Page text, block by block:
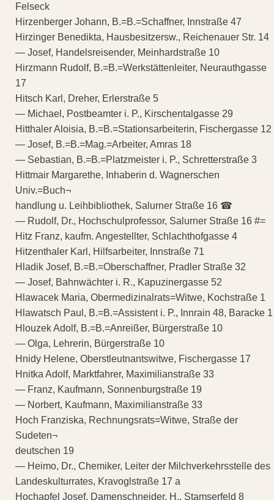
Felseck
Hirzenberger Johann, B.=B.=Schaffner, Innstraße 47
Hirzinger Benedikta, Hausbesitzersw., Reichenauer Str. 14
— Josef, Handelsreisender, Meinhardstraße 10
Hirzmann Rudolf, B.=B.=Werkstättenleiter, Neurauthgasse
17
Hitsch Karl, Dreher, Erlerstraße 5
— Michael, Postbeamter i. P., Kirschentalgasse 29
Hitthaler Aloisia, B.=B.=Stationsarbeiterin, Fischergasse 12
— Josef, B.=B.=Mag.=Arbeiter, Amras 18
— Sebastian, B.=B.=Platzmeister i. P., Schretterstraße 3
Hittmair Margarethe, Inhaberin d. Wagnerschen
Univ.=Buch¬
handlung u. Leihbibliothek, Salurner Straße 16 ☎
— Rudolf, Dr., Hochschulprofessor, Salurner Straße 16 #=
Hitz Franz, kaufm. Angestellter, Schlachthofgasse 4
Hitzenthaler Karl, Hilfsarbeiter, Innstraße 71
Hladik Josef, B.=B.=Oberschaffner, Pradler Straße 32
— Josef, Bahnwächter i. R., Kapuzinergasse 52
Hlawacek Maria, Obermedizinalrats=Witwe, Kochstraße 1
Hlawatsch Paul, B.=B.=Assistent i. P., Innrain 48, Baracke 1
Hlouzek Adolf, B.=B.=Anreißer, Bürgerstraße 10
— Olga, Lehrerin, Bürgerstraße 10
Hnidy Helene, Oberstleutnantswitwe, Fischergasse 17
Hnitka Adolf, Marktfahrer, Maximilianstraße 33
— Franz, Kaufmann, Sonnenburgstraße 19
— Norbert, Kaufmann, Maximilianstraße 33
Hoch Franziska, Rechnungsrats=Witwe, Straße der
Sudeten¬
deutschen 19
— Heimo, Dr., Chemiker, Leiter der Milchverkehrsstelle des
Landeskulturrates, Kravoglstraße 17 a
Hochapfel Josef, Damenschneider, H., Stamserfeld 8